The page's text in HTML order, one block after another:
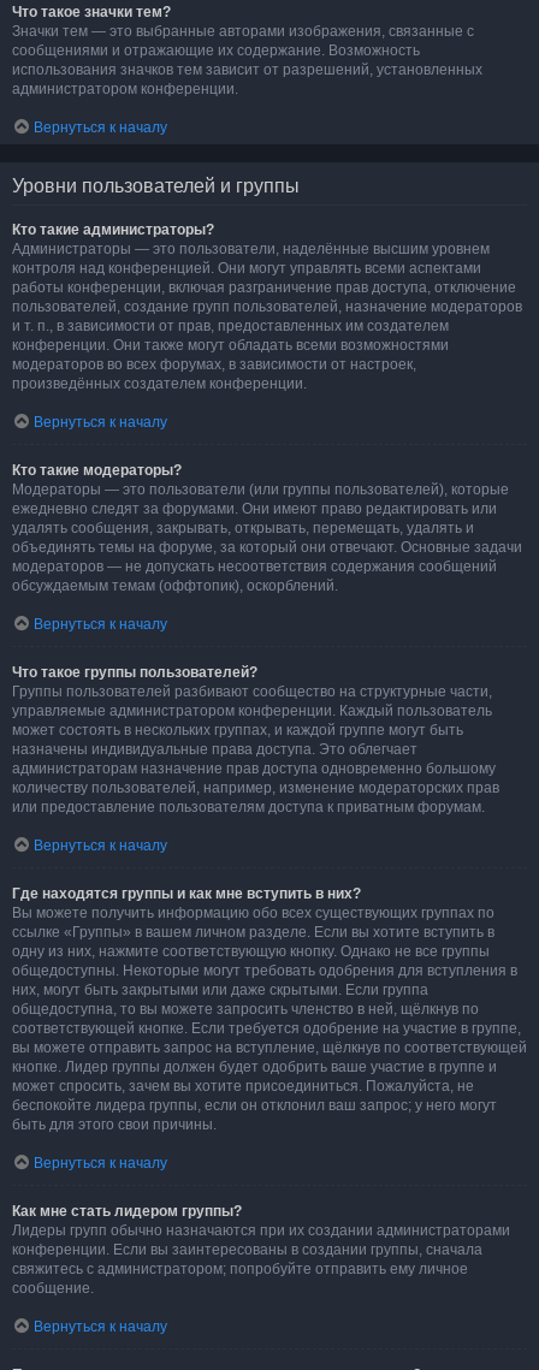
Что такое значки тем?
Значки тем — это выбранные авторами изображения, связанные с
сообщениями и отражающие их содержание. Возможность
использования значков тем зависит от разрешений, установленных
администратором конференции.
Вернуться к началу
Уровни пользователей и группы
Кто такие администраторы?
Администраторы — это пользователи, наделённые высшим уровнем
контроля над конференцией. Они могут управлять всеми аспектами
работы конференции, включая разграничение прав доступа, отключение
пользователей, создание групп пользователей, назначение модераторов
и т. п., в зависимости от прав, предоставленных им создателем
конференции. Они также могут обладать всеми возможностями
модераторов во всех форумах, в зависимости от настроек,
произведённых создателем конференции.
Вернуться к началу
Кто такие модераторы?
Модераторы — это пользователи (или группы пользователей), которые
ежедневно следят за форумами. Они имеют право редактировать или
удалять сообщения, закрывать, открывать, перемещать, удалять и
объединять темы на форуме, за который они отвечают. Основные задачи
модераторов — не допускать несоответствия содержания сообщений
обсуждаемым темам (оффтопик), оскорблений.
Вернуться к началу
Что такое группы пользователей?
Группы пользователей разбивают сообщество на структурные части,
управляемые администратором конференции. Каждый пользователь
может состоять в нескольких группах, и каждой группе могут быть
назначены индивидуальные права доступа. Это облегчает
администраторам назначение прав доступа одновременно большому
количеству пользователей, например, изменение модераторских прав
или предоставление пользователям доступа к приватным форумам.
Вернуться к началу
Где находятся группы и как мне вступить в них?
Вы можете получить информацию обо всех существующих группах по
ссылке «Группы» в вашем личном разделе. Если вы хотите вступить в
одну из них, нажмите соответствующую кнопку. Однако не все группы
общедоступны. Некоторые могут требовать одобрения для вступления в
них, могут быть закрытыми или даже скрытыми. Если группа
общедоступна, то вы можете запросить членство в ней, щёлкнув по
соответствующей кнопке. Если требуется одобрение на участие в группе,
вы можете отправить запрос на вступление, щёлкнув по соответствующей
кнопке. Лидер группы должен будет одобрить ваше участие в группе и
может спросить, зачем вы хотите присоединиться. Пожалуйста, не
беспокойте лидера группы, если он отклонил ваш запрос; у него могут
быть для этого свои причины.
Вернуться к началу
Как мне стать лидером группы?
Лидеры групп обычно назначаются при их создании администраторами
конференции. Если вы заинтересованы в создании группы, сначала
свяжитесь с администратором; попробуйте отправить ему личное
сообщение.
Вернуться к началу